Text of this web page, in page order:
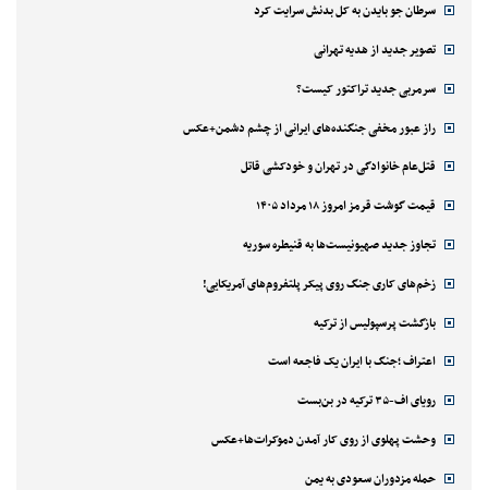
سرطان جو بایدن به کل بدنش سرایت کرد
تصویر جدید از هدیه تهرانی
سرمربی جدید تراکتور کیست؟
راز عبور مخفی جنگنده‌های ایرانی از چشم دشمن+عکس
قتل‌‌عام خانوادگی در تهران و خودکشی قاتل
قیمت گوشت قرمز امروز ۱۸ مرداد ۱۴۰۵
تجاوز جدید صهیونیست‌ها به قنیطره سوریه
زخم‌های کاری جنگ روی پیکر پلتفروم‌های آمریکایی!
بازگشت پرسپولیس از ترکیه
اعتراف ؛جنگ با ایران یک فاجعه است
رویای اف-۳۵ ترکیه در بن‌بست
وحشت پهلوی از روی کار آمدن دموکرات‌ها+عکس
حمله مزدوران سعودی به یمن